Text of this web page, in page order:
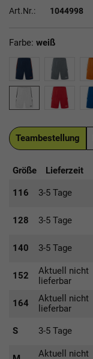
Art.Nr.: 1044998
Farbe: weiß
Teambestellung
Größe Lieferzeit
116 3-5 Tage
128 3-5 Tage
140 3-5 Tage
152
Aktuell nicht
lieferbar
164
Aktuell nicht
lieferbar
S 3-5 Tage
Aktuell nicht